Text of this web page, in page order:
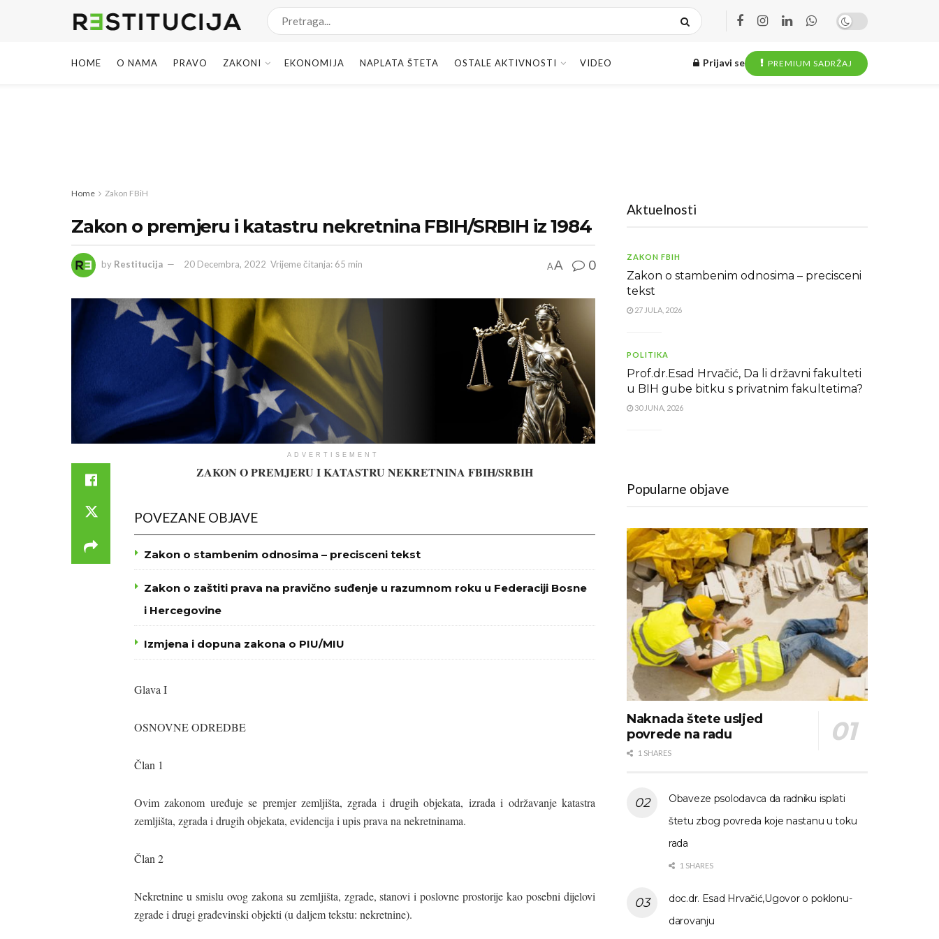
HOME O NAMA PRAVO ZAKONI EKONOMIJA NAPLATA ŠTETA OSTALE AKTIVNOSTI VIDEO Prijavi se PREMIUM SADRŽAJ
Home Zakon FBiH
Zakon o premjeru i katastru nekretnina FBIH/SRBIH iz 1984
by Restitucija 20 Decembra, 2022 Vrijeme čitanja: 65 min AA 0
ADVERTISEMENT
ZAKON O PREMJERU I KATASTRU NEKRETNINA FBIH/SRBIH
POVEZANE OBJAVE
Zakon o stambenim odnosima – precisceni tekst
Zakon o zaštiti prava na pravično suđenje u razumnom roku u Federaciji Bosne
i Hercegovine
Izmjena i dopuna zakona o PIU/MIU
Glava I
OSNOVNE ODREDBE
Član 1
Ovim zakonom uređuje se premjer zemljišta, zgrada i drugih objekata, izrada i održavanje katastra
zemljišta, zgrada i drugih objekata, evidencija i upis prava na nekretninama.
Član 2
Nekretnine u smislu ovog zakona su zemljišta, zgrade, stanovi i poslovne prostorije kao posebni dijelovi
zgrade i drugi građevinski objekti (u daljem tekstu: nekretnine).
Aktuelnosti
ZAKON FBIH
Zakon o stambenim odnosima – precisceni
tekst
27 JULA, 2026
POLITIKA
Prof.dr.Esad Hrvačić, Da li državni fakulteti
u BIH gube bitku s privatnim fakultetima?
30 JUNA, 2026
Popularne objave
Naknada štete usljed
povrede na radu
1 SHARES
Obaveze psolodavca da radniku isplati
štetu zbog povreda koje nastanu u toku
rada
1 SHARES
doc.dr. Esad Hrvačić,Ugovor o poklonu-
darovanju